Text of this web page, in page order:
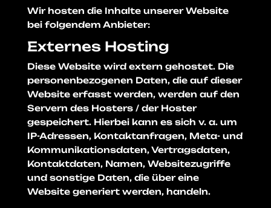
Wir hosten die Inhalte unserer Website
bei folgendem Anbieter:
Externes Hosting
Diese Website wird extern gehostet. Die
personenbezogenen Daten, die auf dieser
Website erfasst werden, werden auf den
Servern des Hosters / der Hoster
gespeichert. Hierbei kann es sich v. a. um
IP-Adressen, Kontaktanfragen, Meta- und
Kommunikationsdaten, Vertragsdaten,
Kontaktdaten, Namen, Websitezugriffe
und sonstige Daten, die über eine
Website generiert werden, handeln.